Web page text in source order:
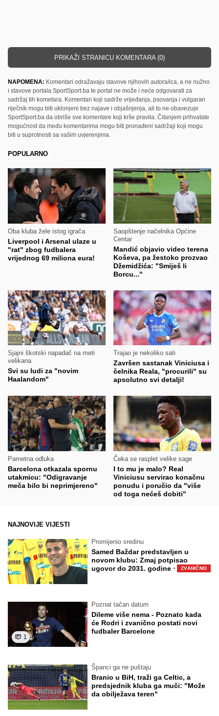
PRIKAŽI STRANICU KOMENTARA (0)
NAPOMENA: Komentari odražavaju stavove njihovih autora/ica, a ne nužno
i stavove portala SportSport.ba te portal ne može i neće odgovarati za
sadržaj tih kometara. Komentari koji sadrže vrijeđanja, psovanja i vulgaran
riječnik mogu biti uklonjeni bez najave i objašnjenja, ali to ne obavezuje
SportSport.ba da obriše sve komentare koji krše pravila. Čitanjem prihvatate
mogućnost da među komentarima mogu biti pronađeni sadržaji koji mogu
biti u suprotnosti sa vašim uvjerenjima.
POPULARNO
Oba kluba žele istog igrača
Liverpool i Arsenal ulaze u
"rat" zbog fudbalera
vrijednog 69 miliona eura!
Saopštenje načelnika Općine
Centar
Mandić objavio video terena
Koševa, pa žestoko prozvao
Džemidžića: "Smiješ li
Borcu..."
Sjajni škotski napadač na meti
velikana
Svi su ludi za "novim
Haalandom"
Trajao je nekoliko sati
Završen sastanak Viniciusa i
čelnika Reala, "procurili" su
apsolutno svi detalji!
Pametna odluka
Barcelona otkazala spornu
utakmicu: "Odigravanje
meča bilo bi neprimjereno"
Čeka se rasplet velike sage
I to mu je malo? Real
Viniciusu servirao konačnu
ponudu i poručio da "više
od toga nećeš dobiti"
NAJNOVIJE VIJESTI
Promijenio sredinu
Samed Baždar predstavljen u
novom klubu: Zmaj potpisao
ugovor do 2031. godine · ZVANIČNO
1
Poznat tačan datum
Dileme više nema - Poznato kada
će Rodri i zvanično postati novi
fudbaler Barcelone
Španci ga ne puštaju
Branio u BiH, traži ga Celtic, a
predsjednik kluba ga muči: "Može
da obilježava teren"